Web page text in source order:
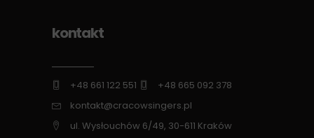
kontakt
+48 661 122 551
+48 665 092 378
kontakt@cracowsingers.pl
ul. Wysłouchów 6/49, 30-611 Kraków